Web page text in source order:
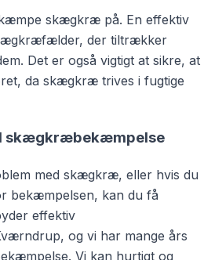
skægkræ på. En effektiv
der tiltrækker
Det er også vigtigt at sikre, at
da skægkræ trives i fugtige
skægkræbekæmpelse
med skægkræ, eller hvis du
bekæmpelsen, kan du få
effektiv
og vi har mange års
Vi kan hurtigt og